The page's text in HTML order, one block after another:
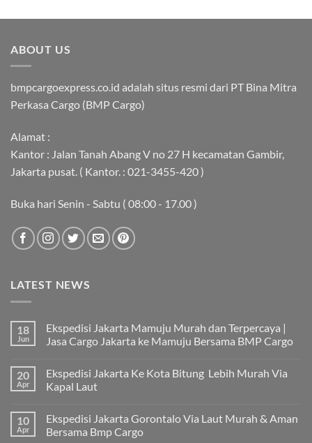
ABOUT US
bmpcargoexpress.co.id adalah situs resmi dari PT Bina Mitra
Perkasa Cargo (BMP Cargo)
Alamat :
Kantor : Jalan Tanah Abang V no 27 H kecamatan Gambir,
Jakarta pusat. ( Kantor. : 021-3455-420 )
Buka hari Senin - Sabtu ( 08:00 - 17.00 )
LATEST NEWS
18
Jun
Ekspedisi Jakarta Mamuju Murah dan Terpercaya |
Jasa Cargo Jakarta ke Mamuju Bersama BMP Cargo
komentar
pada
Ekspedisi
Murah
dan
Terpercaya
20
Apr
Ekspedisi Jakarta Ke Kota Bitung Lebih Murah Via
Kapal Laut
komentar
pada
Ekspedisi
10
Apr
Ekspedisi Jakarta Gorontalo Via Laut Murah & Aman
Bersama Bmp Cargo